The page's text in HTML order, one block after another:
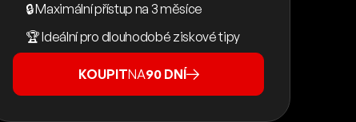
🔒 Maximální přístup na 3 měsíce
🏆 Ideální pro dlouhodobé ziskové tipy
KOUPITNA90 DNÍ